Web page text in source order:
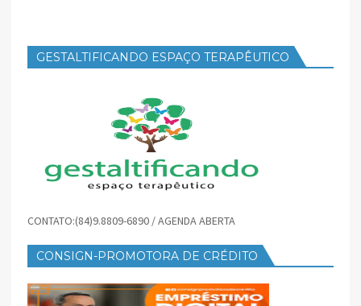
GESTALTIFICANDO ESPAÇO TERAPÊUTICO
CONTATO:(84)9.8809-6890 / AGENDA ABERTA
CONSIGN-PROMOTORA DE CRÉDITO